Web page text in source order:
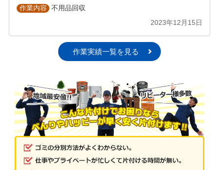
作業内容
不用品回収
2023年12月15日
作業実績一覧を見る